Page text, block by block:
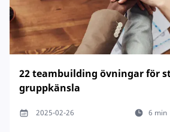
22 teambuilding övningar för
gruppkänsla
2025-02-26 6 min